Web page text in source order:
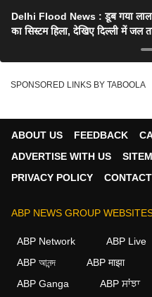
Delhi Flood News : डूब गया लाल
का सिस्टम हिला, देखिए दिल्ली में जल
SPONSORED LINKS BY TABOOLA
ABOUT US FEEDBACK
ADVERTISE WITH US
PRIVACY POLICY
ABP NEWS GROUP
ABP Network ABP Live
ABP আনন্দ
ABP माझा
ABP Ganga
ABP ਸਾਂਝਾ